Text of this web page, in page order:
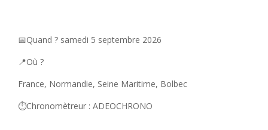
📅Quand ? samedi 5 septembre 2026
📍Où ?
France, Normandie, Seine Maritime, Bolbec
⏱️Chronomètreur : ADEOCHRONO